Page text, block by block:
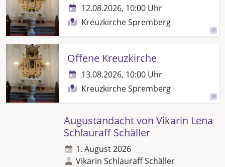
12.08.2026, 10:00 Uhr
Kreuzkirche Spremberg
Offene Kreuzkirche
13.08.2026, 10:00 Uhr
Kreuzkirche Spremberg
Augustandacht von Vikarin Lena
Schlauraff Schäller
1. August 2026
Vikarin Schlauraff Schäller